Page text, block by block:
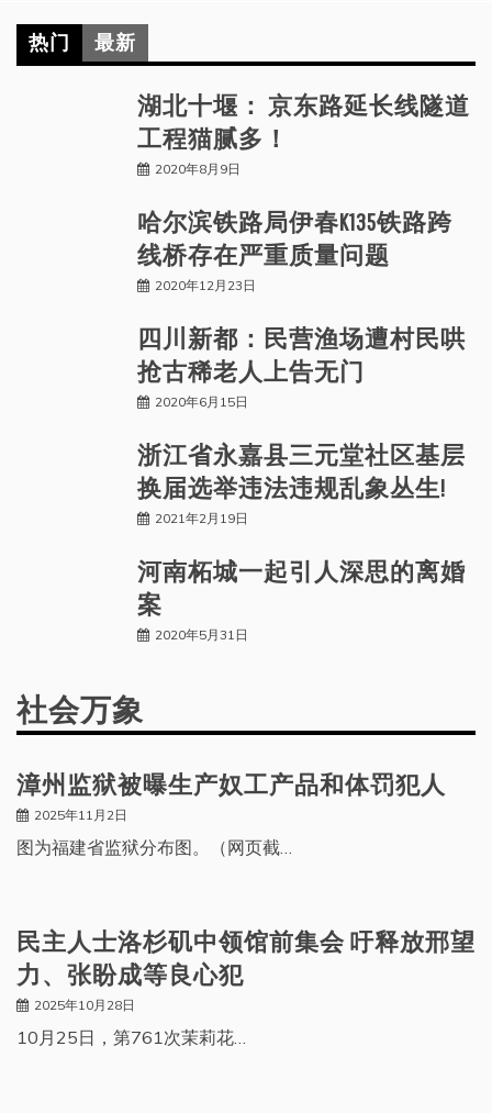
热门 最新
湖北十堰： 京东路延长线隧道
工程猫腻多！
2020年8月9日
哈尔滨铁路局伊春K135铁路跨
线桥存在严重质量问题
2020年12月23日
四川新都：民营渔场遭村民哄
抢古稀老人上告无门
2020年6月15日
浙江省永嘉县三元堂社区基层
换届选举违法违规乱象丛生!
2021年2月19日
河南柘城一起引人深思的离婚
案
2020年5月31日
社会万象
漳州监狱被曝生产奴工产品和体罚犯人
2025年11月2日
图为福建省监狱分布图。（网页截…
民主人士洛杉矶中领馆前集会 吁释放邢望
力、张盼成等良心犯
2025年10月28日
10月25日，第761次茉莉花…